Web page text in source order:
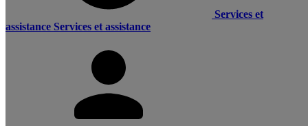
Services et
assistance Services et assistance